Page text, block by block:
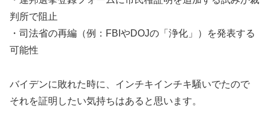
判所で阻止
・司法省の再編（例：FBIやDOJの「浄化」）を発表する
可能性
バイデンに敗れた時に、インチキインチキ騒いでたので
それを証明したい気持ちはあると思います。